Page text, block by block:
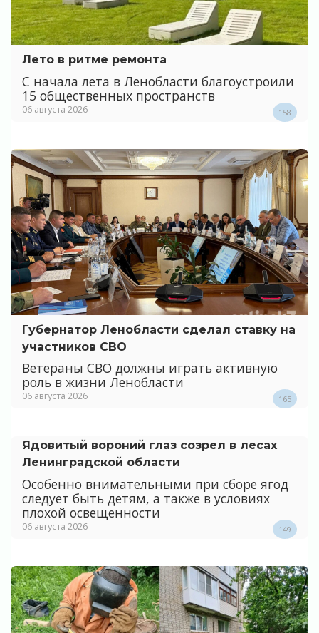
Лето в ритме ремонта
С начала лета в Ленобласти благоустроили
15 общественных пространств
06 августа 2026 158
Губернатор Ленобласти сделал ставку на
участников СВО
Ветераны СВО должны играть активную
роль в жизни Ленобласти
06 августа 2026 165
Ядовитый вороний глаз созрел в лесах
Ленинградской области
Особенно внимательными при сборе ягод
следует быть детям, а также в условиях
плохой освещенности
06 августа 2026 149